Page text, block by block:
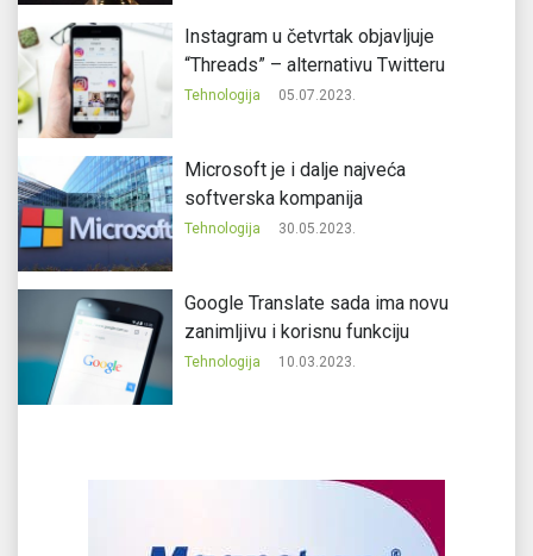
Instagram u četvrtak objavljuje
“Threads” – alternativu Twitteru
Tehnologija 05.07.2023.
Microsoft je i dalje najveća
softverska kompanija
Tehnologija 30.05.2023.
Google Translate sada ima novu
zanimljivu i korisnu funkciju
Tehnologija 10.03.2023.